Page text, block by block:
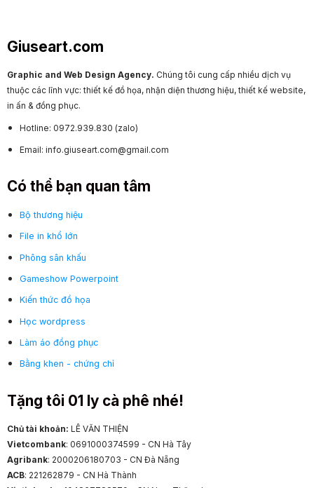
Giuseart.com
Graphic and Web Design Agency. Chúng tôi cung cấp nhiều dịch vụ
thuộc các lĩnh vực: thiết kế đồ họa, nhận diện thương hiệu, thiết kế website,
in ấn & đồng phục.
Hotline: 0972.939.830 (zalo)
Email: info.giuseart.com@gmail.com
Có thể bạn quan tâm
Bộ thương hiệu
File in khổ lớn
Phông sân khấu
Gameshow Powerpoint
Kiến thức đồ họa
Học wordpress
Làm áo đồng phục
Bằng khen - chứng chỉ
Tặng tôi 01 ly cà phê nhé!
Chủ tài khoản: LÊ VĂN THIỆN
Vietcombank: 0691000374599 - CN Hà Tây
Agribank: 2000206180703 - CN Đà Nẵng
ACB: 221262879 - CN Hà Thành